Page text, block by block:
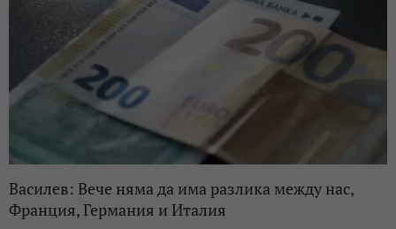
Василев: Вече няма да има разлика между нас,
Франция, Германия и Италия